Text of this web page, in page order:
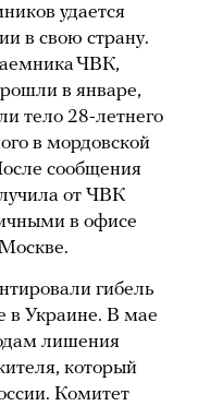
удается
в свою страну.
ЧВК,
в январе,
тело 28-летнего
в мордовской
сообщения
от ЧВК
в офисе
гибель
в Украине. В мае
лишения
который
Комитет